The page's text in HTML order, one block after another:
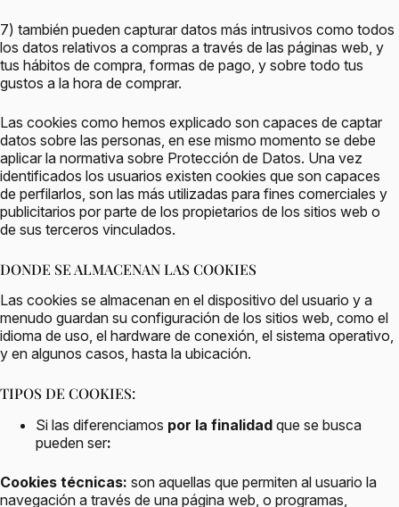
7) también pueden capturar datos más intrusivos como todos
los datos relativos a compras a través de las páginas web, y
tus hábitos de compra, formas de pago, y sobre todo tus
gustos a la hora de comprar.
Las cookies como hemos explicado son capaces de captar
datos sobre las personas, en ese mismo momento se debe
aplicar la normativa sobre Protección de Datos. Una vez
identificados los usuarios existen cookies que son capaces
de perfilarlos, son las más utilizadas para fines comerciales y
publicitarios por parte de los propietarios de los sitios web o
de sus terceros vinculados.
DONDE SE ALMACENAN LAS COOKIES
Las cookies se almacenan en el dispositivo del usuario y a
menudo guardan su configuración de los sitios web, como el
idioma de uso, el hardware de conexión, el sistema operativo,
y en algunos casos, hasta la ubicación.
TIPOS DE COOKIES:
Si las diferenciamos por la finalidad que se busca
pueden ser:
Cookies técnicas: son aquellas que permiten al usuario la
navegación a través de una página web, o programas,